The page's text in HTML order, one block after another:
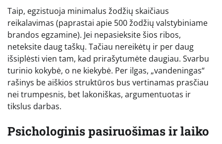
Taip, egzistuoja minimalus žodžių skaičiaus
reikalavimas (paprastai apie 500 žodžių valstybiniame
brandos egzamine). Jei nepasieksite šios ribos,
neteksite daug taškų. Tačiau nereikėtų ir per daug
išsiplėsti vien tam, kad prirašytumėte daugiau. Svarbu
turinio kokybė, o ne kiekybė. Per ilgas, „vandeningas“
rašinys be aiškios struktūros bus vertinamas prasčiau
nei trumpesnis, bet lakoniškas, argumentuotas ir
tikslus darbas.
Psichologinis pasiruošimas ir laiko